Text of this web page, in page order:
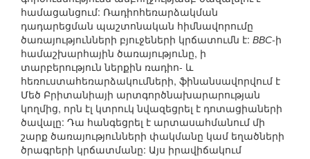
համացանցում: Ռադիոհեռարձակման
դադարեցման պաշտոնական հիմնավորումը
ծառայությունների բյուջեների կրճատումն է: ВВС-ի
համաշխարհային ծառայությունը, ի
տարբերություն ներքին ռադիո- և
հեռուստահեռարձակումների, ֆինանսավորվում է
Մեծ Բրիտանիայի արտգործնախարարության
կողմից, որն էլ կտրուկ նվազեցրել է դոտացիաների
ծավալը: Դա հանգեցրել է արտասահմանում մի
շարք ծառայությունների փակմանը կամ եղածների
ծրագրերի կրճատմանը: Այս իրավիճակում